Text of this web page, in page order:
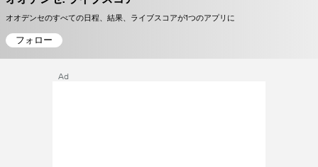
オオデンセのすべての日程、結果、ライブスコアが1つのアプリに
フォロー
Ad